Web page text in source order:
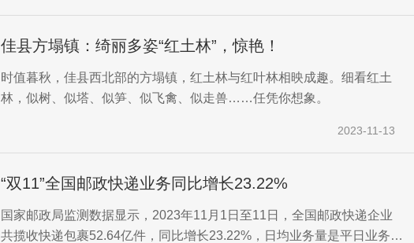
佳县方塌镇：绮丽多姿“红土林”，惊艳！
时值暮秋，佳县西北部的方塌镇，红土林与红叶林相映成趣。细看红土
林，似树、似塔、似笋、似飞禽、似走兽……任凭你想象。
2023-11-13
“双11”全国邮政快递业务同比增长23.22%
国家邮政局监测数据显示，2023年11月1日至11日，全国邮政快递企业
共揽收快递包裹52.64亿件，同比增长23.22%，日均业务量是平日业务量